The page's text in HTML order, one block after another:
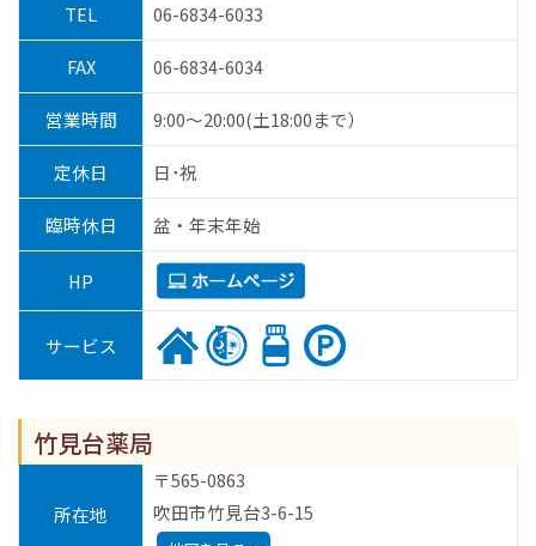
TEL 06-6834-6033
FAX 06-6834-6034
営業時間 9:00～20:00(土18:00まで）
定休日 日･祝
臨時休日 盆・年末年始
HP
サービス
竹見台薬局
所在地
〒565-0863
吹田市竹見台3-6-15